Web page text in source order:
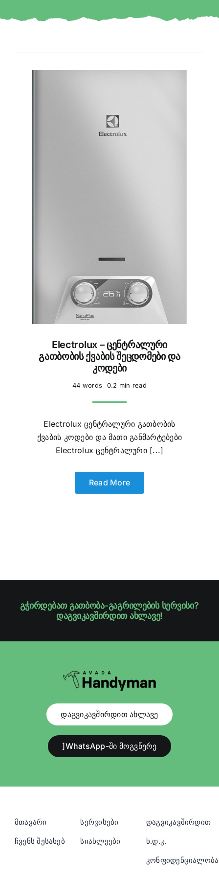
Electrolux – ცენტრალური
გათბობის ქვაბის შეცდომები და
კოდები
44 words 0.2 min read
Electrolux ცენტრალური გათბობის
ქვაბის კოდები და მათი განმარტებები
Electrolux ცენტრალური [...]
Read More
გჭირდებათ გათბობა-გაგრილების სერვისი?
დაგვიკავშირდით ახლავე!
დაგვიკავშირდით ახლავე
]WhatsApp-ში მოგვწერე
მთავარი
ჩვენს შესახებ
სერვისები
სიახლეები
დაგვიკავშირდით
ხ.დ.კ.
კონფიდენციალობა